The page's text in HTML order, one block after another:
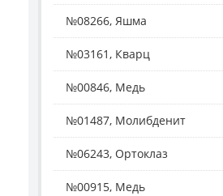
№08266, Яшма
№03161, Кварц
№00846, Медь
№01487, Молибденит
№06243, Ортоклаз
№00915, Медь